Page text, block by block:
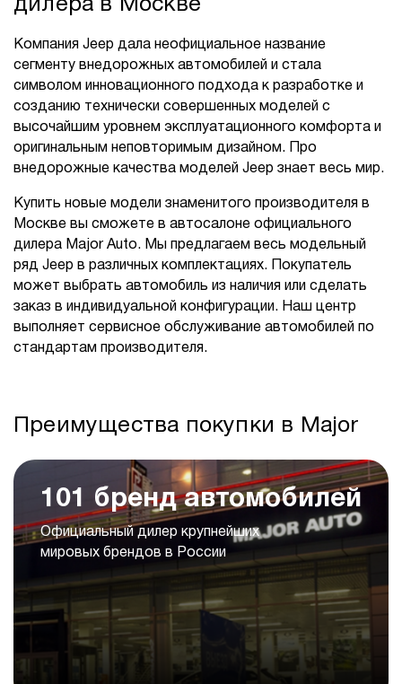
дилера в Москве
Компания Jeep дала неофициальное название
сегменту внедорожных автомобилей и стала
символом инновационного подхода к разработке и
созданию технически совершенных моделей с
высочайшим уровнем эксплуатационного комфорта и
оригинальным неповторимым дизайном. Про
внедорожные качества моделей Jeep знает весь мир.
Купить новые модели знаменитого производителя в
Москве вы сможете в автосалоне официального
дилера Major Auto. Мы предлагаем весь модельный
ряд Jeep в различных комплектациях. Покупатель
может выбрать автомобиль из наличия или сделать
заказ в индивидуальной конфигурации. Наш центр
выполняет сервисное обслуживание автомобилей по
стандартам производителя.
Преимущества покупки в Major
101 бренд автомобилей
Официальный дилер крупнейших
мировых брендов в России